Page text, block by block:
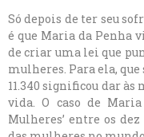
Só depois de ter seu
é que Maria da Penha
de criar uma lei que
mulheres. Para ela,
11.340 significou dar
vida. O caso de
Mulheres’ entre os